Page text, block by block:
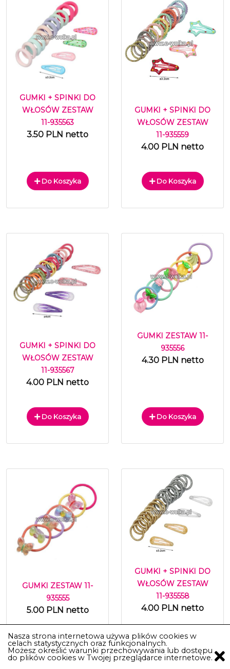
GUMKI + SPINKI DO
WŁOSÓW ZESTAW
11-935563
3.50 PLN netto
Do Koszyka
GUMKI + SPINKI DO
WŁOSÓW ZESTAW
11-935559
4.00 PLN netto
Do Koszyka
GUMKI + SPINKI DO
WŁOSÓW ZESTAW
11-935567
4.00 PLN netto
Do Koszyka
GUMKI ZESTAW 11-
935556
4.30 PLN netto
Do Koszyka
GUMKI ZESTAW 11-
935555
5.00 PLN netto
Do Koszyka
GUMKI + SPINKI DO
WŁOSÓW ZESTAW
11-935558
4.00 PLN netto
Do Koszyka
Nasza strona internetowa używa plików cookies w
celach statystycznych oraz funkcjonalnych.
Możesz określić warunki przechowywania lub dostępu
do plików cookies w Twojej przeglądarce internetowe.